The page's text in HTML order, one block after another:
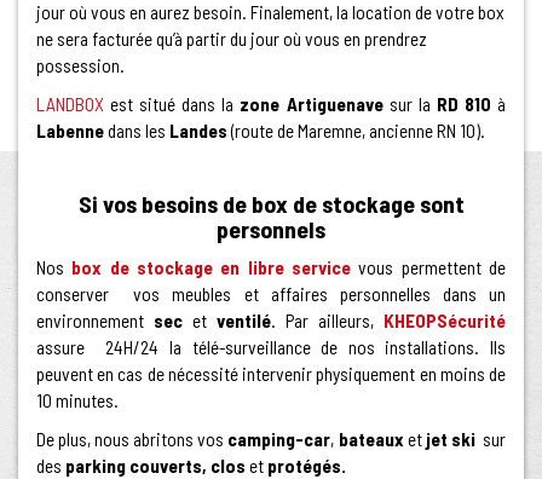
jour où vous en aurez besoin. Finalement, la location de votre box
ne sera facturée qu’à partir du jour où vous en prendrez
possession.
LANDBOX est situé dans la zone Artiguenavesur la RD 810 à
Labennedans les Landes(route de Maremne, ancienne RN 10).
Si vos besoins de box de stockage sont
personnels
Nos box de stockage en libre service vous permettent de
conserver vos meubles et affaires personnelles dans un
environnement sec et ventilé. Par ailleurs, KHEOPSécurité
assure 24H/24 la télé-surveillance de nos installations. Ils
peuvent en cas de nécessité intervenir physiquement en moins de
10 minutes.
De plus, nous abritons vos camping-car, bateaux et jet skisur
des parking couverts, clos et protégés.